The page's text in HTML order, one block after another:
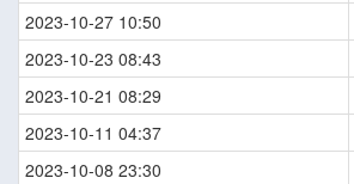
2023-10-27 10:50
2023-10-23 08:43
2023-10-21 08:29
2023-10-11 04:37
2023-10-08 23:30